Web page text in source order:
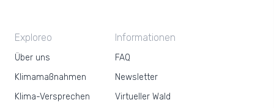
Exploreo
Über uns
Klimamaßnahmen
Klima-Versprechen
Informationen
FAQ
Newsletter
Virtueller Wald